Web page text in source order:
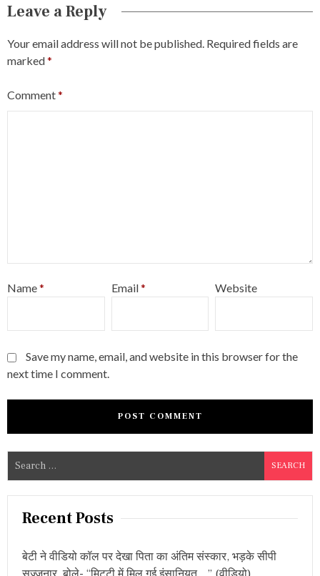
Leave a Reply
Your email address will not be published. Required fields are
marked*
Comment*
Name* Email* Website
Save my name, email, and website in this browser for the
next time I comment.
a
Recent Posts
बेटी ने वीडियो कॉल पर देखा पिता का अंतिम संस्कार, भड़के सीपी